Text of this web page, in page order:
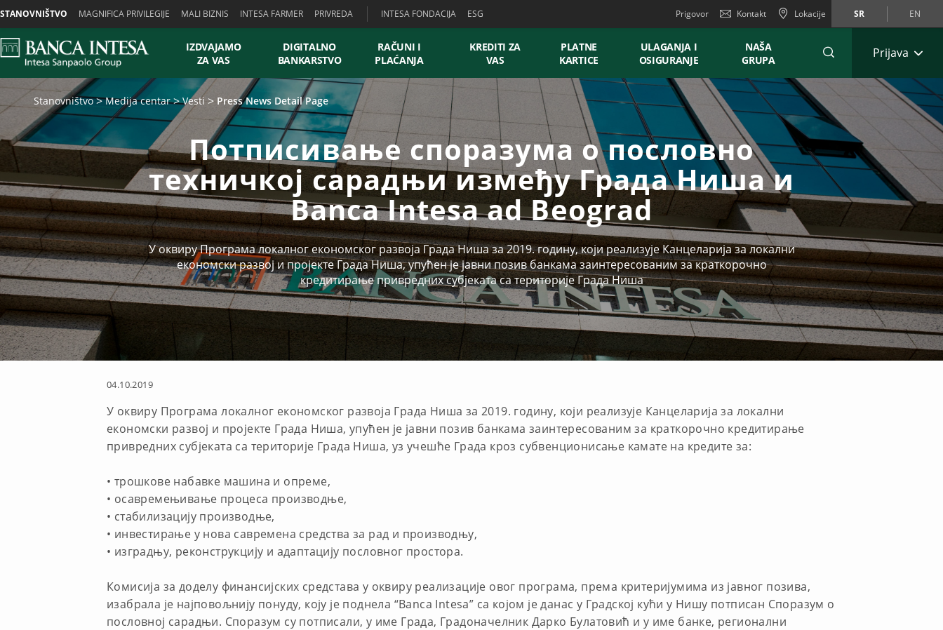
STANOVNIŠTVO MAGNIFICA PRIVILEGIJE MALI BIZNIS INTESA FARMER PRIVREDA INTESA FONDACIJA ESG Prigovor Kontakt Lokacije SR EN
IZDVAJAMO
ZA VAS
DIGITALNO
BANKARSTVO
RAČUNI I
PLAĆANJA
KREDITI ZA
VAS
PLATNE
KARTICE
ULAGANJA I
OSIGURANJE
NAŠA
GRUPA
Prijava
Stanovništvo Medija centar Vesti Press News Detail Page
Потписивање споразума о пословно
техничкој сарадњи између Града Ниша и
Banca Intesa ad Beograd
У оквиру Програма локалног економског развоја Града Ниша за 2019. годину, који реализује Канцеларија за локални
економски развој и пројекте Града Ниша, упућен је јавни позив банкама заинтересованим за краткорочно
кредитирање привредних субјеката са територије Града Ниша
04.10.2019
У оквиру Програма локалног економског развоја Града Ниша за 2019. годину, који реализује Канцеларија за локални
економски развој и пројекте Града Ниша, упућен је јавни позив банкама заинтересованим за краткорочно кредитирање
привредних субјеката са територије Града Ниша, уз учешће Града кроз субвенционисање камате на кредите за:
• трошкове набавке машина и опреме,
• осавремењивање процеса производње,
• стабилизацију производње,
• инвестирање у нова савремена средства за рад и производњу,
• изградњу, реконструкцију и адаптацију пословног простора.
Комисија за доделу финансијских средстава у оквиру реализације овог програма, према критеријумима из јавног позива,
изабрала је најповољнију понуду, коју је поднела “Banca Intesa” са којом је данас у Градској кући у Нишу потписан Споразум о
пословној сарадњи. Споразум су потписали, у име Града, Градоначелник Дарко Булатовић и у име банке, регионални